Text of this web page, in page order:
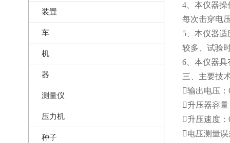
装置
车
机
器
测量仪
压力机
种子
4、本仪器
每次击穿电
5、本仪器
较多、试验
6、本仪器
三、主要技
输出电压
升压器容
升压速度：
电压测量